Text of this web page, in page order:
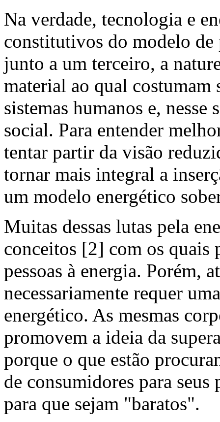
Na verdade, tecnologia e
constitutivos do modelo de
junto a um terceiro, a
material ao qual costumam
sistemas humanos e,
social. Para entender
tentar partir da visão
tornar mais integral a
um modelo energético
Muitas dessas lutas pela
conceitos [2] com os quais
pessoas à energia. Porém,
necessariamente requer
energético. As mesmas
promovem a ideia da
porque o que estão
de consumidores para
para que sejam "baratos".